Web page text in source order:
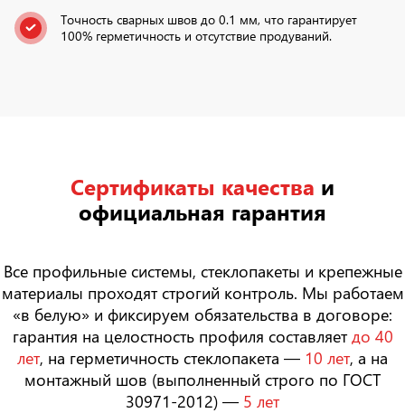
Точность сварных швов до 0.1 мм, что гарантирует
100% герметичность и отсутствие продуваний.
Сертификаты качества и
официальная гарантия
Все профильные системы, стеклопакеты и крепежные
материалы проходят строгий контроль. Мы работаем
«в белую» и фиксируем обязательства в договоре:
гарантия на целостность профиля составляетдо 40
лет, на герметичность стеклопакета — 10 лет, а на
монтажный шов (выполненный строго по ГОСТ
30971-2012) — 5 лет